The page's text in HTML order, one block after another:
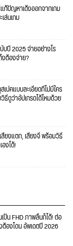
ก้ปัญหาเด้งออกจากเกม
ล่นเกม
ปี 2025 จ่ายอย่างไร
งต้องจ่าย?
ปคแบบละเอียดที่ไม่มีใคร
ดูว่าอัปเกรดได้ไหมด้วย
ยงแตก, เสียงจี่ พร้อมวิธี
งได้!
ป็น FHD ภาพลื่นก็ได้! ต่อ
ต้องโดน อัพเดตปี 2026